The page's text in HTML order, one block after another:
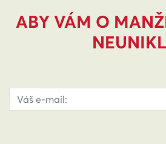
ABY VÁM O